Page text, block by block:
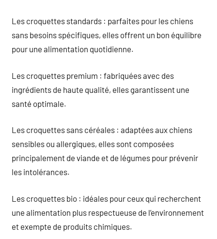
Les croquettes standards : parfaites pour les chiens
sans besoins spécifiques, elles offrent un bon équilibre
pour une alimentation quotidienne.
Les croquettes premium : fabriquées avec des
ingrédients de haute qualité, elles garantissent une
santé optimale.
Les croquettes sans céréales : adaptées aux chiens
sensibles ou allergiques, elles sont composées
principalement de viande et de légumes pour prévenir
les intolérances.
Les croquettes bio : idéales pour ceux qui recherchent
une alimentation plus respectueuse de l’environnement
et exempte de produits chimiques.